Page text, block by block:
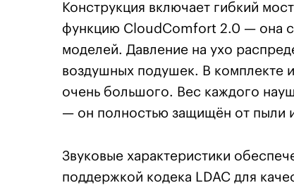
Конструкция включает гибкий
функцию CloudComfort 2.0 — она
моделей. Давление на ухо
воздушных подушек. В комплекте
очень большого. Вес каждого
— он полностью защищён от пыли
Звуковые характеристики
поддержкой кодека LDAC для